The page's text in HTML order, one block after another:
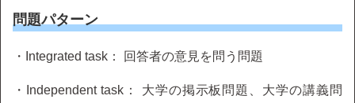
問題パターン
・Integrated task： 回答者の意見を問う問題
・Independent task： 大学の掲示板問題、大学の講義問